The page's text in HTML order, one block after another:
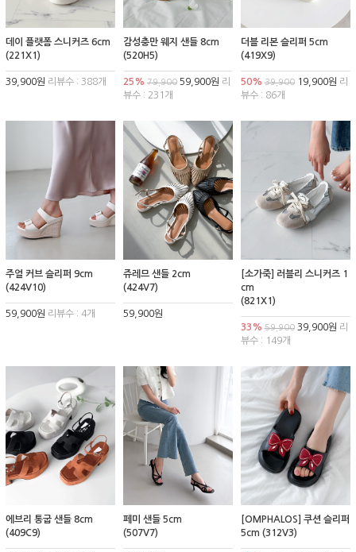
데이 플랫폼 스니커즈 6cm
(221X1)
39,900원 리뷰수 : 388개
감성충만 웨지 샌들 8cm
(520H5)
25% 79,90059,900원 리
뷰수 : 231개
더블 리본 슬리퍼 5cm
(419X9)
50% 39,90019,900원 리
뷰수 : 86개
주얼 커브 슬리퍼 9cm
(424V10)
59,900원 리뷰수 : 4개
쥬레므 샌들 2cm
(424V7)
59,900원
[소가죽] 러블리 스니커즈 1
cm
(821X1)
33% 59,90039,900원 리
뷰수 : 149개
에브리 통굽 샌들 8cm
(409C9)
페미 샌들 5cm
(507V7)
[OMPHALOS] 쿠션 슬리퍼
5cm (312V3)